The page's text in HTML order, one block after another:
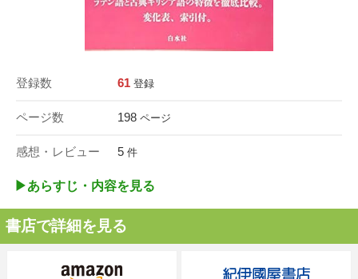
登録数 61 登録
ページ数 198 ページ
感想・レビュー 5 件
▶︎あらすじ・内容を見る
書店で詳細を見る